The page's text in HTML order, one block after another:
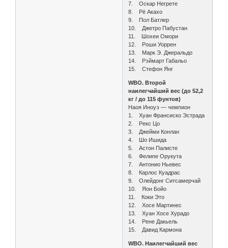
7. Оскар Негрете
8. Рё Акахо
9. Пол Батлер
10. Джетро Пабустан
11. Шохеи Омори
12. Роши Уоррен
13. Марк Э. Джеральдо
14. Рэймарт Габальо
15. Стефон Янг
WBO. Второй
наилегчайший вес (до 52,2
кг / до 115 фунтов)
Наоя Иноуэ — чемпион
1. Хуан Франсиско Эстрада
2. Рекс Цо
3. Джейми Конлан
4. Шо Ишида
5. Астон Палисте
6. Фелипе Орукута
7. Антонио Ньевес
8. Карлос Куадрас
9. Олейдонг Ситсамерчай
10. Яон Бойо
11. Коки Это
12. Хосе Мартинес
13. Хуан Хосе Хурадо
14. Рене Дакьель
15. Давид Кармона
WBO. Наилегчайший вес